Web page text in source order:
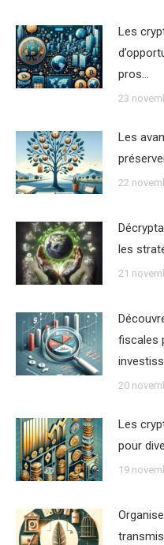
Les
pros…
23
Les
22
les
21
fiscales
20
Les
pour
19